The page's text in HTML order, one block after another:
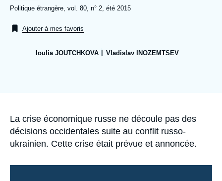
Analyses
Événements
Nous soutenir
de
publication
Références
Politique étrangère, vol. 80, n° 2, été 2015
Ajouter à mes favoris
Ioulia JOUTCHKOVA Vladislav INOZEMTSEV
Accroche
La crise économique russe ne découle pas des
décisions occidentales suite au conflit russo-
ukrainien. Cette crise était prévue et annoncée.